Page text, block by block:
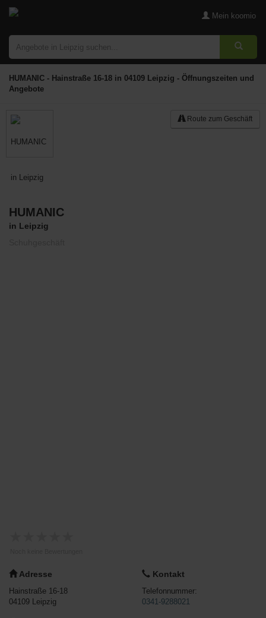
Mein koomio
HUMANIC - Hainstraße 16-18 in 04109 Leipzig - Öffnungszeiten und
Angebote
Route zum Geschäft
HUMANIC
in Leipzig
Adresse
Hainstraße 16-18
04109 Leipzig
Kontakt
Telefonnummer:
0341-9288021